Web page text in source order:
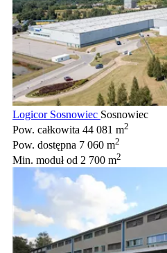
Logicor Sosnowiec Sosnowiec
Pow. całkowita 44 081 m2
Pow. dostępna 7 060 m2
Min. modułod 2 700 m2